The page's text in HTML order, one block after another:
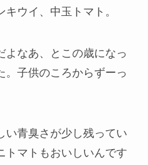
ウイ、中玉トマト。
よなあ、とこの歳になっ
。子供のころからずーっ
い青臭さが少し残ってい
トマトもおいしいんです